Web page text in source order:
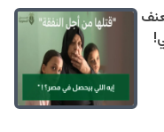
العنف